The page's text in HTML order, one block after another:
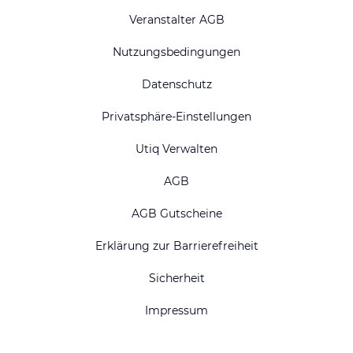
Veranstalter AGB
Nutzungsbedingungen
Datenschutz
Privatsphäre-Einstellungen
Utiq Verwalten
AGB
AGB Gutscheine
Erklärung zur Barrierefreiheit
Sicherheit
Impressum